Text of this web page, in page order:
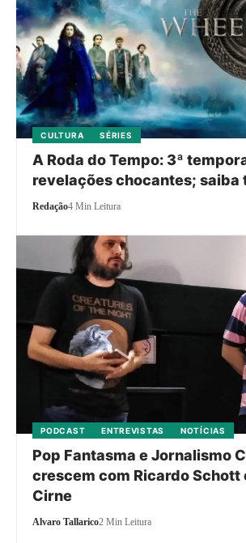
CULTURA SÉRIES
A Roda do Tempo: 3ª
revelações chocantes; saiba
Redação4 Min Leitura
PODCAST ENTREVISTAS NOTÍCIAS
Pop Fantasma e Jornalismo
crescem com Ricardo Schott
Cirne
Alvaro Tallarico2 Min Leitura